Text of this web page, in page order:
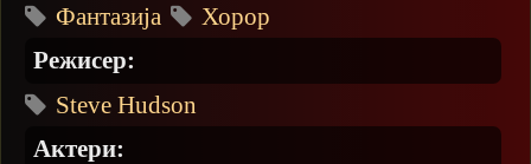
Фантазија
Хорор
Режисер:
Steve Hudson
Актери: